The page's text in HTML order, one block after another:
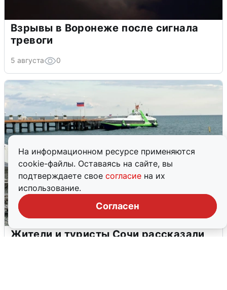
На информационном ресурсе применяются
cookie-файлы. Оставаясь на сайте, вы
подтверждаете свое согласие на их
использование.
Согласен
Взрывы в Воронеже после сигнала
тревоги
5 августа 0
Жители и туристы Сочи рассказали